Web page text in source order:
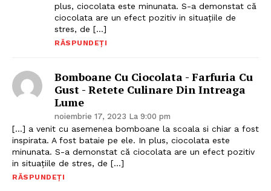
plus, ciocolata este minunata. S-a demonstat că
ciocolata are un efect pozitiv in situaţiile de
stres, de […]
RĂSPUNDEȚI
Bomboane Cu Ciocolata - Farfuria Cu
Gust - Retete Culinare Din Intreaga
Lume
noiembrie 17, 2023 La 9:00 pm
[…] a venit cu asemenea bomboane la scoala si chiar a fost
inspirata. A fost bataie pe ele. In plus, ciocolata este
minunata. S-a demonstat că ciocolata are un efect pozitiv
in situaţiile de stres, de […]
RĂSPUNDEȚI